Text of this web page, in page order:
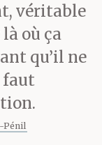
véritable
où ça
qu’il ne
faut
Pénil